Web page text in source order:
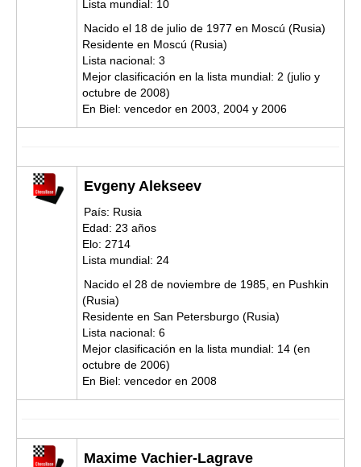
Lista mundial: 10
Nacido el 18 de julio de 1977 en Moscú (Rusia)
Residente en Moscú (Rusia)
Lista nacional: 3
Mejor clasificación en la lista mundial: 2 (julio y
octubre de 2008)
En Biel: vencedor en 2003, 2004 y 2006
Evgeny Alekseev
País: Rusia
Edad: 23 años
Elo: 2714
Lista mundial: 24
Nacido el 28 de noviembre de 1985, en Pushkin
(Rusia)
Residente en San Petersburgo (Rusia)
Lista nacional: 6
Mejor clasificación en la lista mundial: 14 (en
octubre de 2006)
En Biel: vencedor en 2008
Maxime Vachier-Lagrave